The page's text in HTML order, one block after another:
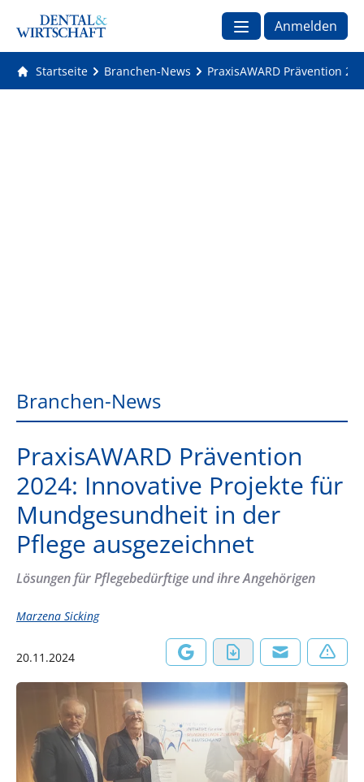
Anmelden
Startseite Branchen-News PraxisAWARD Prävention
Branchen-News
PraxisAWARD Prävention
2024: Innovative Projekte für
Mundgesundheit in der
Pflege ausgezeichnet
Lösungen für Pflegebedürftige und ihre Angehörigen
Marzena Sicking
20.11.2024